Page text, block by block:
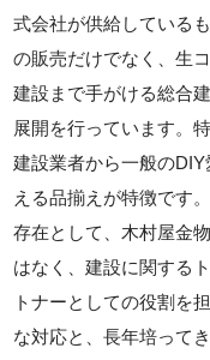
式会社が供給している
の販売だけでなく、生
建設まで手がける総合
展開を行っています。
建設業者から一般の
える品揃えが特徴です
存在として、木村屋金
はなく、建設に関する
トナーとしての役割を
な対応と、長年培って